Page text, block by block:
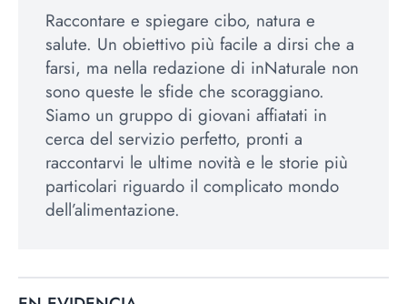
Raccontare e spiegare cibo, natura e
salute. Un obiettivo più facile a dirsi che a
farsi, ma nella redazione di inNaturale non
sono queste le sfide che scoraggiano.
Siamo un gruppo di giovani affiatati in
cerca del servizio perfetto, pronti a
raccontarvi le ultime novità e le storie più
particolari riguardo il complicato mondo
dell’alimentazione.